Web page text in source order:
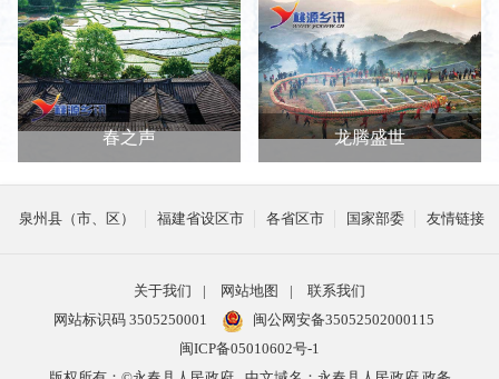
春之声 龙腾盛世
泉州县（市、区） 福建省设区市 各省区市 国家部委 友情链接
关于我们 | 网站地图 |
联系我们
网站标识码 3505250001
闽公网安备35052502000115
闽ICP备05010602号-1